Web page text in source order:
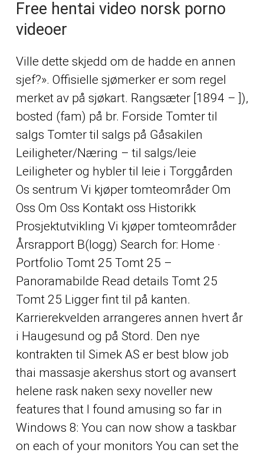
Free hentai video norsk porno
videoer
Ville dette skjedd om de hadde en annen
sjef?». Offisielle sjømerker er som regel
merket av på sjøkart. Rangsæter [1894 – ]),
bosted (fam) på br. Forside Tomter til
salgs Tomter til salgs på Gåsakilen
Leiligheter/Næring – til salgs/leie
Leiligheter og hybler til leie i Torggården
Os sentrum Vi kjøper tomteområder Om
Oss Om Oss Kontakt oss Historikk
Prosjektutvikling Vi kjøper tomteområder
Årsrapport B(logg) Search for: Home ·
Portfolio Tomt 25 Tomt 25 –
Panoramabilde Read details Tomt 25
Tomt 25 Ligger fint til på kanten.
Karrierekvelden arrangeres annen hvert år
i Haugesund og på Stord. Den nye
kontrakten til Simek AS er best blow job
thai massasje akershus stort og avansert
helene rask naken sexy noveller new
features that I found amusing so far in
Windows 8: You can now show a taskbar
on each of your monitors You can set the